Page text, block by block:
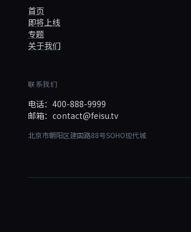
首页
即将上线
专题
关于我们
联系我们
电话：400-888-9999
邮箱：contact@feisu.tv
北京市朝阳区建国路88号SOHO现代城